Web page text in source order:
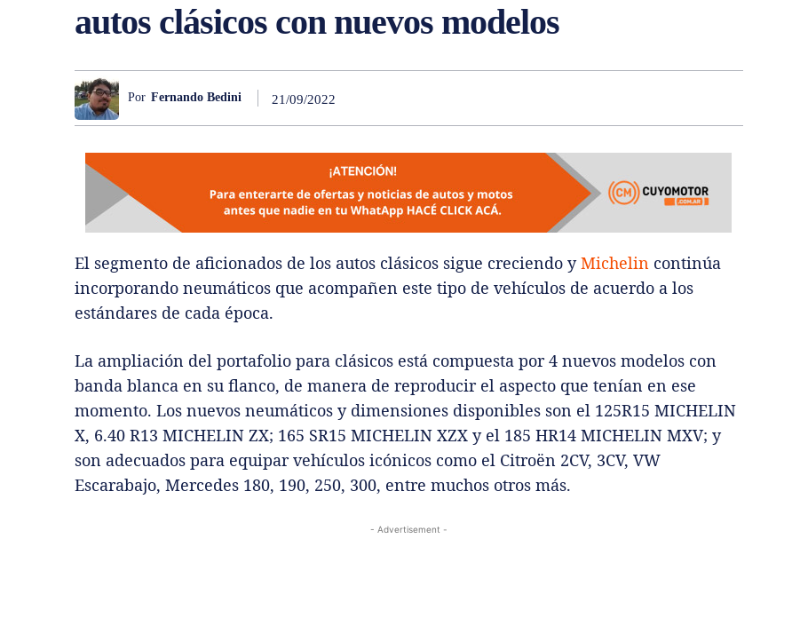
autos clásicos con nuevos modelos
Por Fernando Bedini 21/09/2022
El segmento de aficionados de los autos clásicos sigue creciendo yMichelin continúa
incorporando neumáticos que acompañen este tipo de vehículos de acuerdo a los
estándares de cada época.
La ampliación del portafolio para clásicos está compuesta por 4 nuevos modelos con
banda blanca en su flanco, de manera de reproducir el aspecto que tenían en ese
momento. Los nuevos neumáticos y dimensiones disponibles son el 125R15 MICHELIN
X, 6.40 R13 MICHELIN ZX; 165 SR15 MICHELIN XZX y el 185 HR14 MICHELIN MXV; y
son adecuados para equipar vehículos icónicos como el Citroën 2CV, 3CV, VW
Escarabajo, Mercedes 180, 190, 250, 300, entre muchos otros más.
- Advertisement -